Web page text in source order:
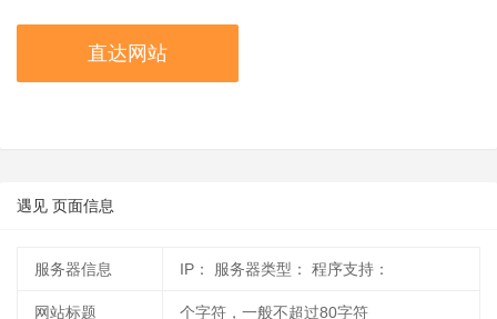
直达网站
遇见 页面信息
服务器信息 IP： 服务器类型： 程序支持：
网站标题 个字符，一般不超过80字符